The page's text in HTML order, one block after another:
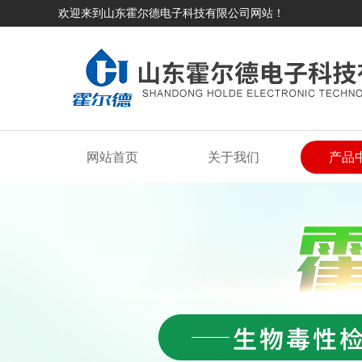
欢迎来到山东霍尔德电子科技有限公司网站！
网站首页 关于我们 产品